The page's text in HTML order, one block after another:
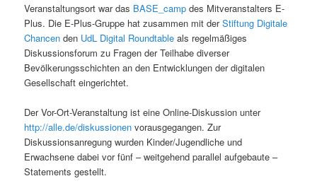
Veranstaltungsort war das BASE_camp des Mitveranstalters E-
Plus. Die E-Plus-Gruppe hat zusammen mit derStiftung Digitale
Chancen den UdL Digital Roundtable als regelmäßiges
Diskussionsforum zu Fragen der Teilhabe diverser
Bevölkerungsschichten an den Entwicklungen der digitalen
Gesellschaft eingerichtet.
Der Vor-Ort-Veranstaltung ist eine Online-Diskussion unter
http://alle.de/diskussionen vorausgegangen. Zur
Diskussionsanregung wurden Kinder/Jugendliche und
Erwachsene dabei vor fünf – weitgehend parallel aufgebaute –
Statements gestellt.